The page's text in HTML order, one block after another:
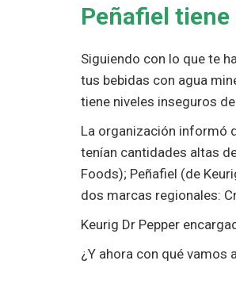
Peñafiel
Siguiendo con lo que te
tus bebidas con agua
tiene niveles inseguros
La organización informó
tenían cantidades altas
Foods); Peñafiel (de
dos marcas regionales:
Keurig Dr Pepper
¿Y ahora con qué vamos